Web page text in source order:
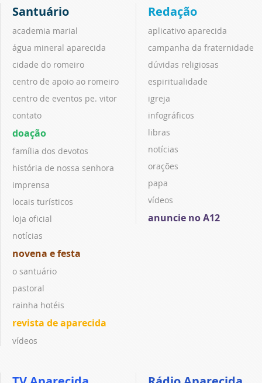
Santuário
academia marial
água mineral aparecida
cidade do romeiro
centro de apoio ao romeiro
centro de eventos pe. vitor
contato
doação
família dos devotos
história de nossa senhora
imprensa
locais turísticos
loja oficial
notícias
novena e festa
o santuário
pastoral
rainha hotéis
revista de aparecida
vídeos
Redação
aplicativo aparecida
campanha da fraternidade
dúvidas religiosas
espiritualidade
igreja
infográficos
libras
notícias
orações
papa
vídeos
anuncie no A12